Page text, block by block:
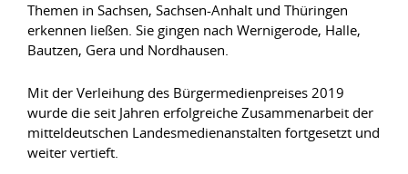
Themen in Sachsen, Sachsen-Anhalt und Thüringen
erkennen ließen. Sie gingen nach Wernigerode, Halle,
Bautzen, Gera und Nordhausen.
Mit der Verleihung des Bürgermedienpreises 2019
wurde die seit Jahren erfolgreiche Zusammenarbeit der
mitteldeutschen Landesmedienanstalten fortgesetzt und
weiter vertieft.